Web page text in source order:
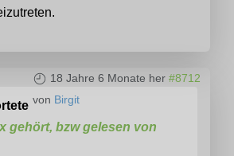
18 Jahre 6 Monate her #8712
von Birgit
gehört, bzw gelesen von